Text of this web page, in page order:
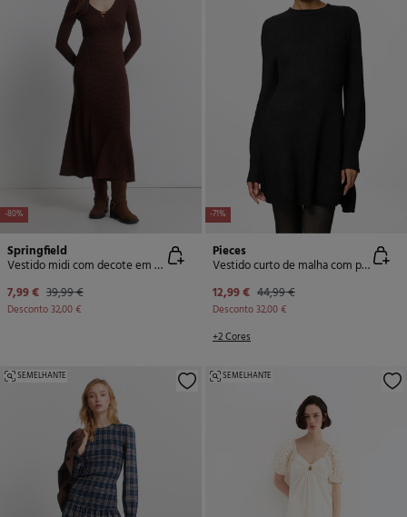
-80%
Springfield
Vestido midi com decote em missanga
7,99 € 39,99 €
Desconto32,00 €
-71%
Pieces
Vestido curto de malha com punhos
12,99 € 44,99 €
Desconto32,00 €
+2 Cores
SEMELHANTE SEMELHANTE